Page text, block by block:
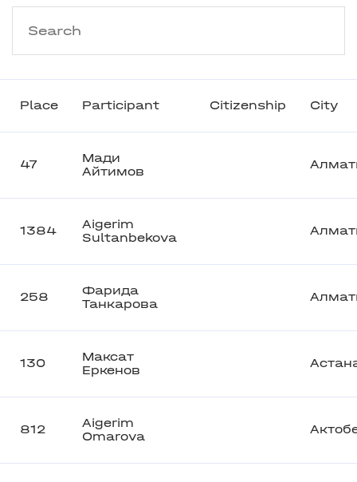
Place Participant Citizenship City
47
Мади
Айтимов
1384
Aigerim
Sultanbekova
258
Фарида
Танкарова
130
Максат
Еркенов
812
Aigerim
Omarova